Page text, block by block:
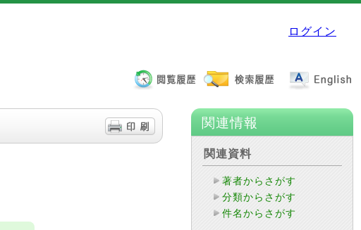
ログイン
関連情報
関連資料
著者からさがす
分類からさがす
件名からさがす